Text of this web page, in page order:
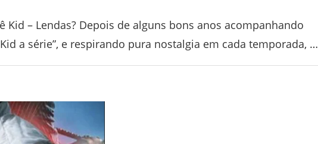
Kid – Lendas? Depois de alguns bons anos acompanhando
a série”, e respirando pura nostalgia em cada temporada, …